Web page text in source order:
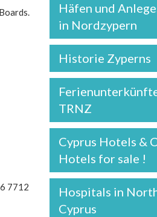
7712
Häfen und
in Nordzypern
Historie Zyperns
TRNZ
Cyprus Hotels &
Hotels for sale !
Hospitals in
Cyprus